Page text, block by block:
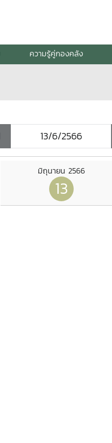
ความรู้คู่กองคลัง
มิถุนายน 2566
13